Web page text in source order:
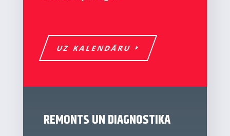
UZ KALENDĀRU
REMONTS UN DIAGNOSTIKA